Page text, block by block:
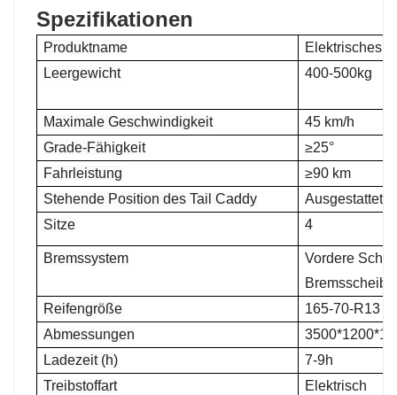
Spezifikationen
Produktname
Elektrisches
Leergewicht
400-500kg
Maximale Geschwindigkeit
45 km/h
Grade-Fähigkeit
≥25°
Fahrleistung
≥90 km
Stehende Position des Tail Caddy
Ausgestattet
Sitze
4
Bremssystem
Vordere
Bremsscheibe
Reifengröße
165-70-R13
Abmessungen
Ladezeit (h)
7-9h
Treibstoffart
Elektrisch